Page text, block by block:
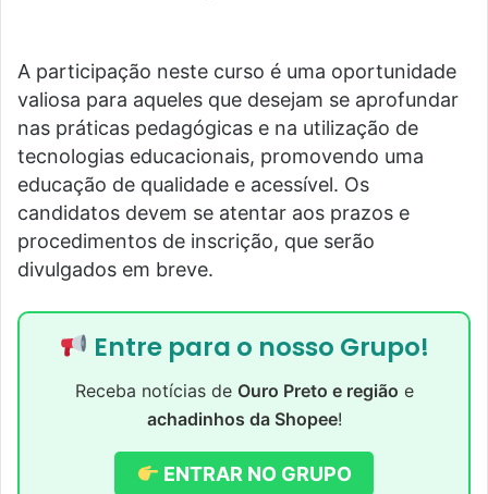
A participação neste curso é uma oportunidade
valiosa para aqueles que desejam se aprofundar
nas práticas pedagógicas e na utilização de
tecnologias educacionais, promovendo uma
educação de qualidade e acessível. Os
candidatos devem se atentar aos prazos e
procedimentos de inscrição, que serão
divulgados em breve.
Entre para o nosso Grupo!
Receba notícias de Ouro Preto e região e
achadinhos da Shopee!
ENTRAR NO GRUPO